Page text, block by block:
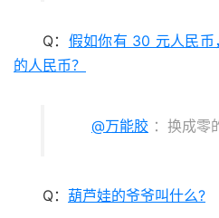
Q： 假如你有 30 元人民币
的人民币？
@万能胶 ：换成零
Q： 葫芦娃的爷爷叫什么?